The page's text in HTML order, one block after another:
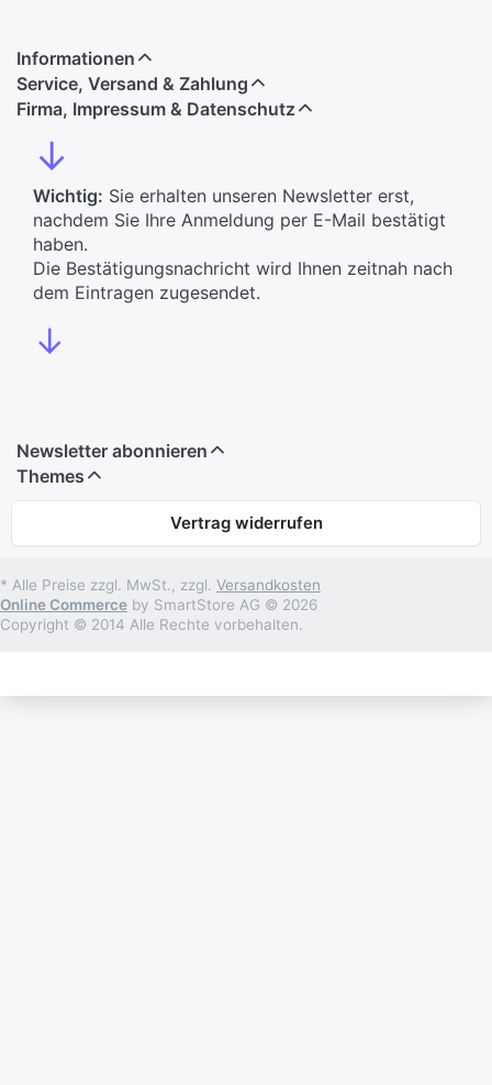
Informationen
Service, Versand & Zahlung
Firma, Impressum & Datenschutz
↓
Wichtig: Sie erhalten unseren Newsletter erst,
nachdem Sie Ihre Anmeldung per E-Mail bestätigt
haben.
Die Bestätigungsnachricht wird Ihnen zeitnah nach
dem Eintragen zugesendet.
↓
Newsletter abonnieren
Themes
Vertrag widerrufen
* Alle Preise zzgl. MwSt., zzgl. Versandkosten
Online Commerce by SmartStore AG © 2026
Copyright © 2014 Alle Rechte vorbehalten.